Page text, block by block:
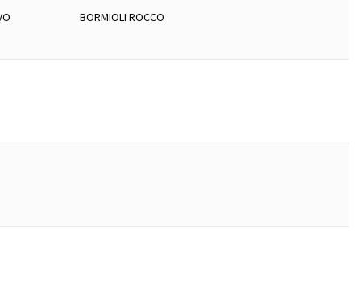
BORMIOLI ROCCO